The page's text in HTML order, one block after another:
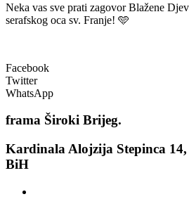
Neka vas sve prati zagovor Blažene
serafskog oca sv. Franje! 🩵
Facebook
Twitter
WhatsApp
frama Široki Brijeg.
Kardinala Alojzija Stepinca
BiH